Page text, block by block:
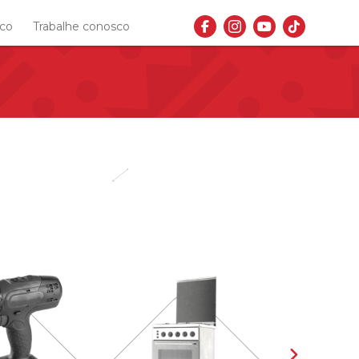
Trabalhe conosco